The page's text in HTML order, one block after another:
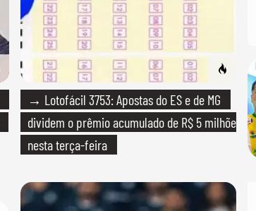
→ Lotofácil 3753: Apostas do ES e de MG
dividem o prêmio acumulado de R$ 5 milhões
nesta terça-feira